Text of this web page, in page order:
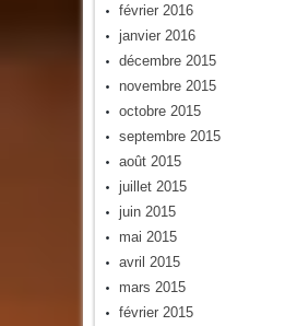
février 2016
janvier 2016
décembre 2015
novembre 2015
octobre 2015
septembre 2015
août 2015
juillet 2015
juin 2015
mai 2015
avril 2015
mars 2015
février 2015